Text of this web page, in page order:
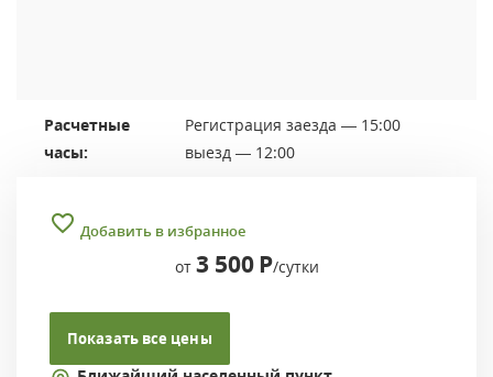
Расчетные
часы:
Регистрация заезда — 15:00
выезд — 12:00
Добавить в избранное
от 3 500 Р/сутки
Показать все цены